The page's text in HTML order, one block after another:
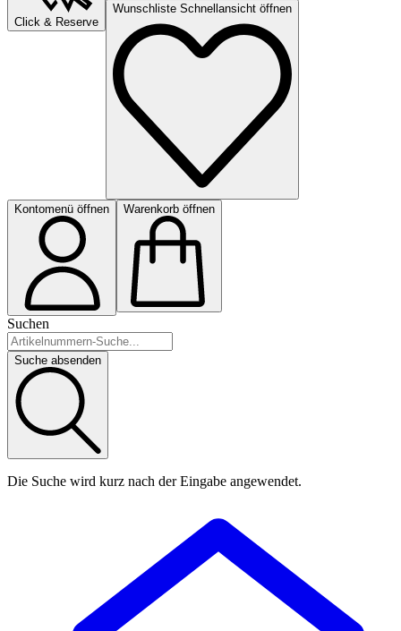
Click & Reserve
Wunschliste Schnellansicht öffnen
Kontomenü öffnen Warenkorb öffnen
Suchen
Suche absenden
Die Suche wird kurz nach der Eingabe angewendet.